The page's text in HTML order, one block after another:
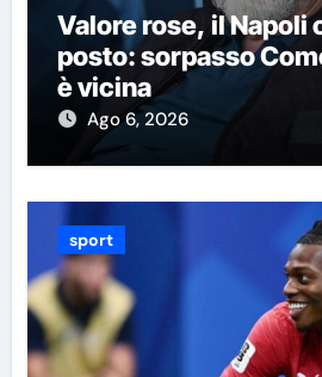
Valore rose, il Napoli
posto: sorpasso
è vicina
Ago 6, 2026
sport